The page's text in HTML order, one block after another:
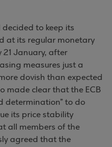
decided to keep its
at its regular monetary
21 January, after
measures just a
dovish than expected
made clear that the ECB
determination” to do
its price stability
all members of the
agreed that the